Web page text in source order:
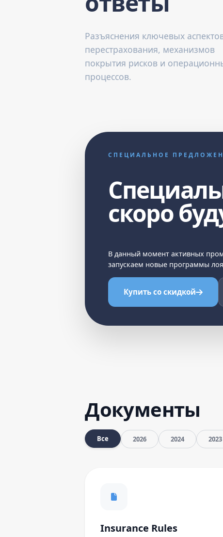
Разъяснения ключевых
перестрахования, механизмов
покрытия рисков и
процессов.
СПЕЦИАЛЬНОЕ
скоро
В данный момент активных
запускаем новые программы
Купить со скидкой
Документы
Все 2026 2024 2023
Insurance Rules